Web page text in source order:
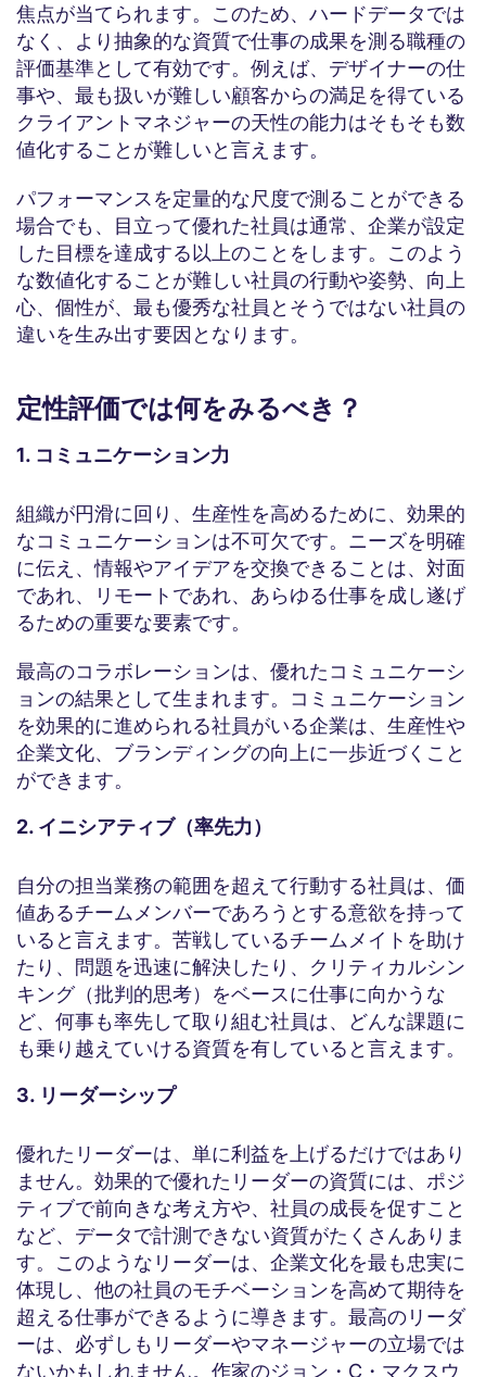
焦点が当てられます。このため、ハードデータでは
なく、より抽象的な資質で仕事の成果を測る職種の
評価基準として有効です。例えば、デザイナーの仕
事や、最も扱いが難しい顧客からの満足を得ている
クライアントマネジャーの天性の能力はそもそも数
値化することが難しいと言えます。
パフォーマンスを定量的な尺度で測ることができる
場合でも、目立って優れた社員は通常、企業が設定
した目標を達成する以上のことをします。このよう
な数値化することが難しい社員の行動や姿勢、向上
心、個性が、最も優秀な社員とそうではない社員の
違いを生み出す要因となります。
定性評価では何をみるべき？
1. コミュニケーション力
組織が円滑に回り、生産性を高めるために、効果的
なコミュニケーションは不可欠です。ニーズを明確
に伝え、情報やアイデアを交換できることは、対面
であれ、リモートであれ、あらゆる仕事を成し遂げ
るための重要な要素です。
最高のコラボレーションは、優れたコミュニケーシ
ョンの結果として生まれます。コミュニケーション
を効果的に進められる社員がいる企業は、生産性や
企業文化、ブランディングの向上に一歩近づくこと
ができます。
2. イニシアティブ（率先力）
自分の担当業務の範囲を超えて行動する社員は、価
値あるチームメンバーであろうとする意欲を持って
いると言えます。苦戦しているチームメイトを助け
たり、問題を迅速に解決したり、クリティカルシン
キング（批判的思考）をベースに仕事に向かうな
ど、何事も率先して取り組む社員は、どんな課題に
も乗り越えていける資質を有していると言えます。
3. リーダーシップ
優れたリーダーは、単に利益を上げるだけではあり
ません。効果的で優れたリーダーの資質には、ポジ
ティブで前向きな考え方や、社員の成長を促すこと
など、データで計測できない資質がたくさんありま
す。このようなリーダーは、企業文化を最も忠実に
体現し、他の社員のモチベーションを高めて期待を
超える仕事ができるように導きます。最高のリーダ
ーは、必ずしもリーダーやマネージャーの立場では
ないかもしれません。作家のジョン・C・マクスウ